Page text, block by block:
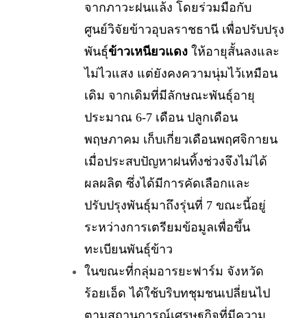
จากภาวะฝนแล้ง โดยร่วมมือกับ
ศูนย์วิจัยข้าวอุบลราชธานี เพื่อปรับปรุง
พันธุ์ข้าวเหนียวแดง ให้อายุสั้นลงและ
ไม่ไวแสง แต่ยังคงความนุ่มไว้เหมือน
เดิม จากเดิมที่มีลักษณะพันธุ์อายุ
ประมาณ 6-7 เดือน ปลูกเดือน
พฤษภาคม เก็บเกี่ยวเดือนพฤศจิกายน
เมื่อประสบปัญหาฝนทิ้งช่วงจึงไม่ได้
ผลผลิต ซึ่งได้มีการคัดเลือกและ
ปรับปรุงพันธุ์มาถึงรุ่นที่ 7 ขณะนี้อยู่
ระหว่างการเตรียมข้อมูลเพื่อขึ้น
ทะเบียนพันธุ์ข้าว
ในขณะที่กลุ่มอารยะฟาร์ม จังหวัด
ร้อยเอ็ด ได้ใช้บริบทชุมชนเปลี่ยนไป